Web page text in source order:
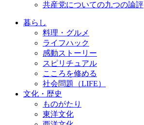
共産党についての九つの論評
暮らし
料理・グルメ
ライフハック
感動ストーリー
スピリチュアル
こころを修める
社会問題（LIFE）
文化・歴史
ものがたり
東洋文化